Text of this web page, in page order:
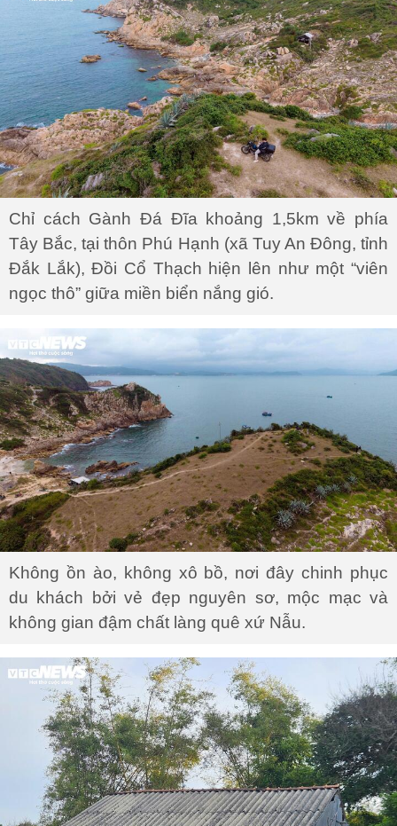
Chỉ cách Gành Đá Đĩa khoảng 1,5km về phía
Tây Bắc, tại thôn Phú Hạnh (xã Tuy An Đông, tỉnh
Đắk Lắk), Đồi Cổ Thạch hiện lên như một “viên
ngọc thô” giữa miền biển nắng gió.
Không ồn ào, không xô bồ, nơi đây chinh phục
du khách bởi vẻ đẹp nguyên sơ, mộc mạc và
không gian đậm chất làng quê xứ Nẫu.